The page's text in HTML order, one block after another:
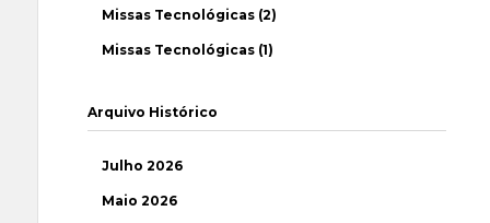
Missas Tecnológicas (2)
Missas Tecnológicas (1)
Arquivo Histórico
Julho 2026
Maio 2026